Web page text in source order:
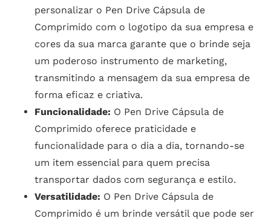
personalizar o Pen Drive Cápsula de
Comprimido com o logotipo da sua empresa e
cores da sua marca garante que o brinde seja
um poderoso instrumento de marketing,
transmitindo a mensagem da sua empresa de
forma eficaz e criativa.
Funcionalidade: O Pen Drive Cápsula de
Comprimido oferece praticidade e
funcionalidade para o dia a dia, tornando-se
um item essencial para quem precisa
transportar dados com segurança e estilo.
Versatilidade: O Pen Drive Cápsula de
Comprimido é um brinde versátil que pode ser